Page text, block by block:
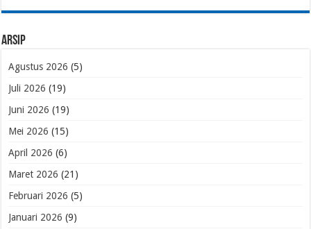
Arsip
Agustus 2026 (5)
Juli 2026 (19)
Juni 2026 (19)
Mei 2026 (15)
April 2026 (6)
Maret 2026 (21)
Februari 2026 (5)
Januari 2026 (9)